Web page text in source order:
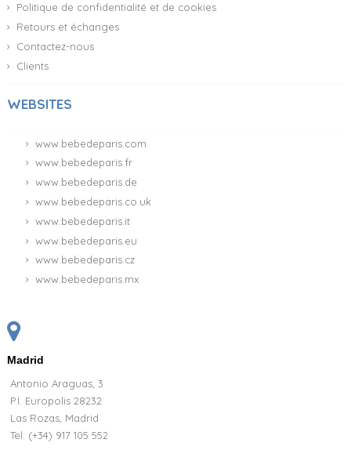
Politique de confidentialité et de cookies
Retours et échanges
Contactez-nous
Clients
WEBSITES
www.bebedeparis.com
www.bebedeparis.fr
www.bebedeparis.de
www.bebedeparis.co.uk
www.bebedeparis.it
www.bebedeparis.eu
www.bebedeparis.cz
www.bebedeparis.mx
Madrid
Antonio Araguas, 3
P.I. Europolis 28232
Las Rozas, Madrid
Tel: (+34) 917 105 552